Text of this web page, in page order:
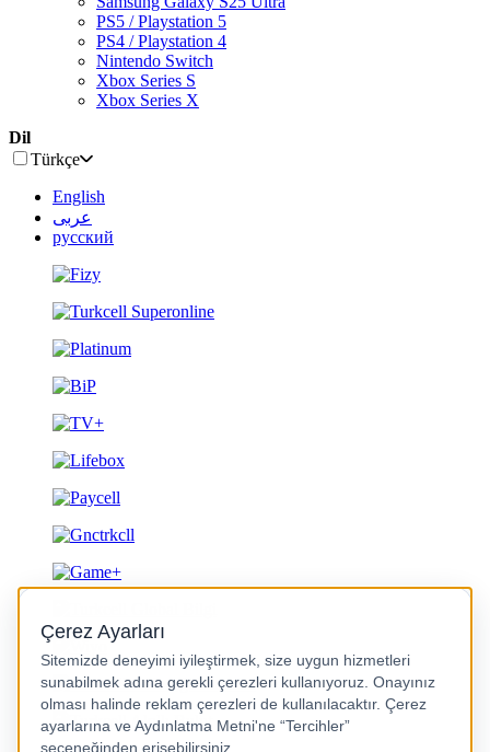
PS5 / Playstation 5
PS4 / Playstation 4
Nintendo Switch
Xbox Series S
Xbox Series X
Dil
Türkçe
English
عربى
русский